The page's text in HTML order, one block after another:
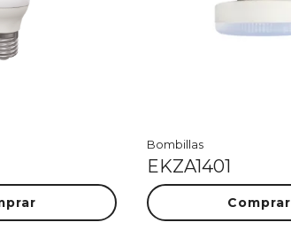
Bombillas
EKZA1401
Comprar